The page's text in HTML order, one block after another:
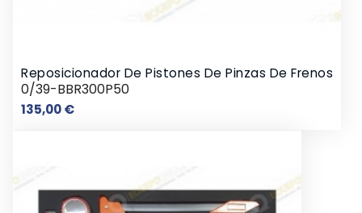
Reposicionador De Pistones De Pinzas De Frenos
0/39-BBR300P50
135,00 €Precio